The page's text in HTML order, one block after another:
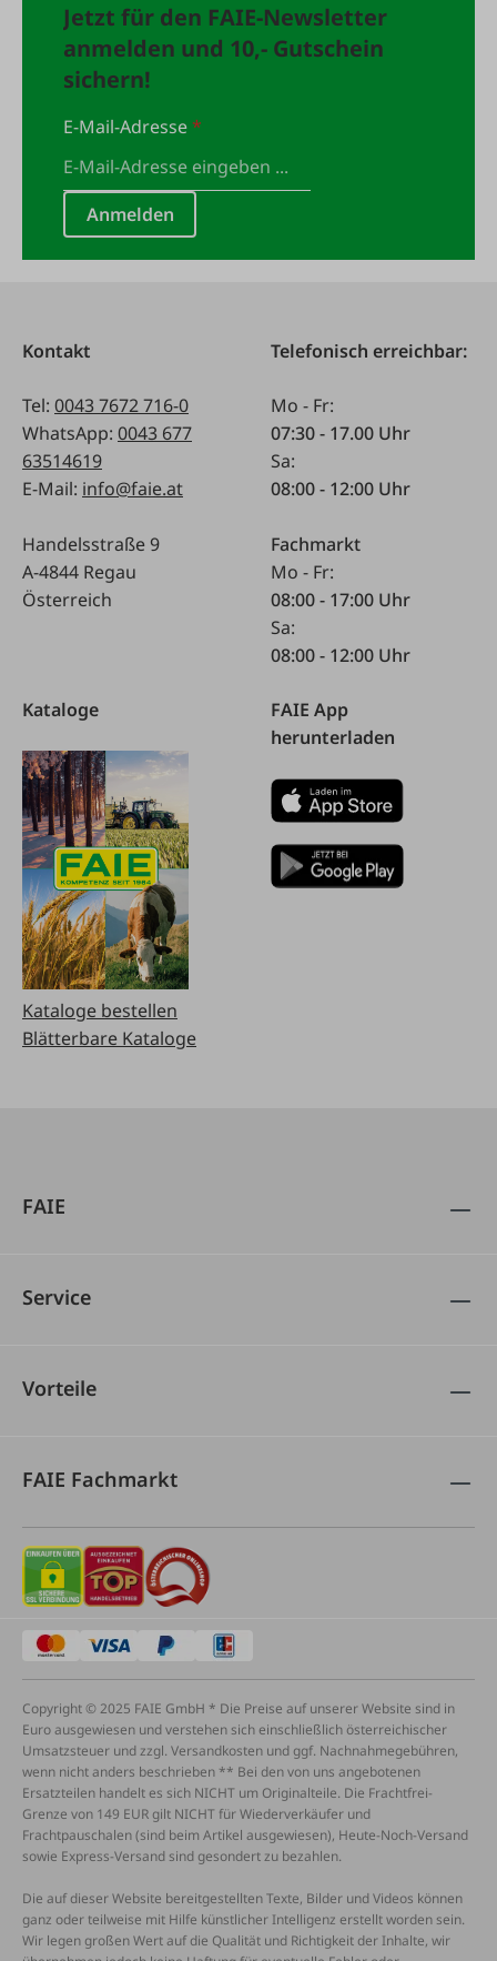
Jetzt für den FAIE-Newsletter
anmelden und 10,- Gutschein
sichern!
E-Mail-Adresse*
Anmelden
Kontakt
Tel: 0043 7672 716-0
WhatsApp: 0043 677
63514619
E-Mail: info@faie.at
Handelsstraße 9
A-4844 Regau
Österreich
Telefonisch erreichbar:
Mo - Fr:
07:30 - 17.00 Uhr
Sa:
08:00 - 12:00 Uhr
Fachmarkt
Mo - Fr:
08:00 - 17:00 Uhr
Sa:
08:00 - 12:00 Uhr
Kataloge
Kataloge bestellen
Blätterbare Kataloge
FAIE App
herunterladen
FAIE
Service
Vorteile
FAIE Fachmarkt
Copyright © 2025 FAIE GmbH * Die Preise auf unserer Website sind in
Euro ausgewiesen und verstehen sich einschließlich österreichischer
Umsatzsteuer und zzgl. Versandkosten und ggf. Nachnahmegebühren,
wenn nicht anders beschrieben ** Bei den von uns angebotenen
Ersatzteilen handelt es sich NICHT um Originalteile. Die Frachtfrei-
Grenze von 149 EUR gilt NICHT für Wiederverkäufer und
Frachtpauschalen (sind beim Artikel ausgewiesen), Heute-Noch-Versand
sowie Express-Versand sind gesondert zu bezahlen.
Die auf dieser Website bereitgestellten Texte, Bilder und Videos können
ganz oder teilweise mit Hilfe künstlicher Intelligenz erstellt worden sein.
Wir legen großen Wert auf die Qualität und Richtigkeit der Inhalte, wir